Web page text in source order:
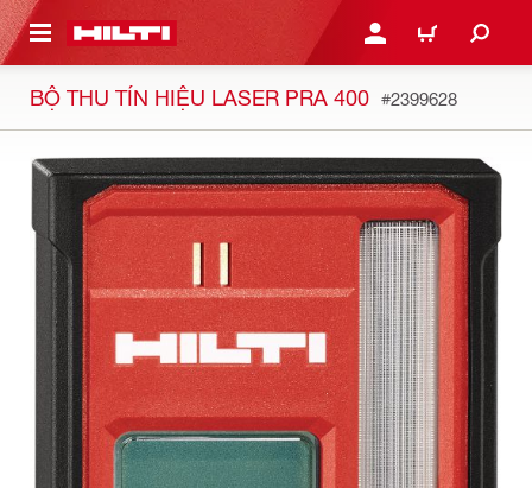
NỘI DUNG CHÍNH ĐĂNG NHẬP HOẶC
GIỎ HÀNG
BỘ THU TÍN HIỆU LASER PRA 400 #2399628